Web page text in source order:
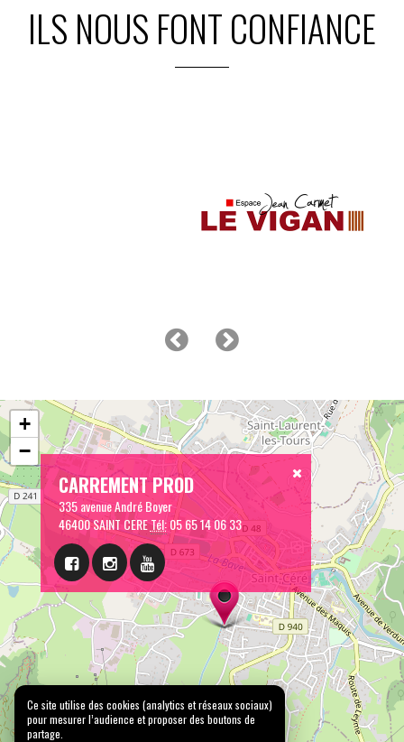
ILS NOUS FONT CONFIANCE
CARREMENT PROD
335 avenue André Boyer
46400 SAINT CERETél:05 65 14 06 33
+
−
Ce site utilise des cookies (analytics et réseaux sociaux)
pour mesurer l’audience et proposer des boutons de
partage.